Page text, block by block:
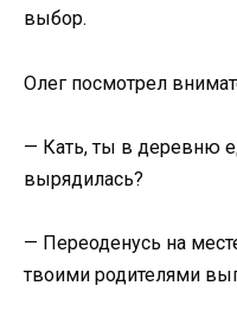
выбор.
Олег посмотрел
— Кать, ты в деревню
вырядилась?
— Переоденусь на
твоими родителями